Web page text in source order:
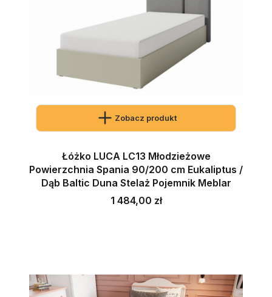
Zobacz produkt
Łóżko LUCA LC13 Młodzieżowe
Powierzchnia Spania 90/200 cm Eukaliptus /
Dąb Baltic Duna Stelaż Pojemnik Meblar
Cena
1 484,00 zł